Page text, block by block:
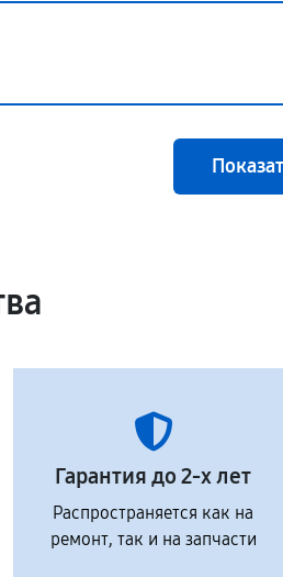
Гарантия до 2-х лет
Распространяется как на
ремонт, так и на запчасти